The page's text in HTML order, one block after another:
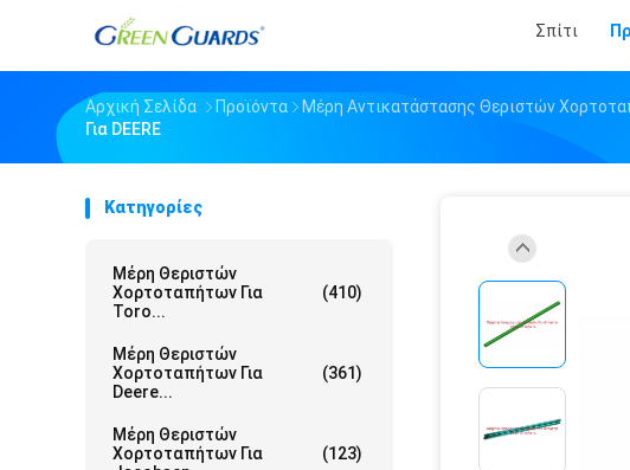
Σπίτι
Αρχική Σελίδα Προϊόντα Μέρη Αντικατάστασης Θεριστών
Για DEERE
Κατηγορίες
Μέρη Θεριστών
Χορτοταπήτων Για
Toro...
(410)
Μέρη Θεριστών
Χορτοταπήτων Για
Deere...
(361)
Μέρη Θεριστών
Χορτοταπήτων Για
(123)